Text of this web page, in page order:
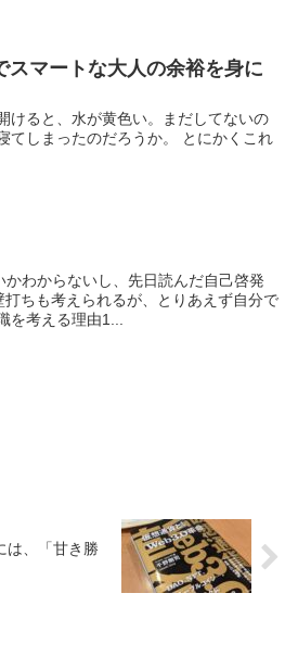
マートな大人の余裕を身に
けると、水が黄色い。まだしてないの
てしまったのだろうか。 とにかくこれ
わからないし、先日読んだ自己啓発
ちも考えられるが、とりあえず自分で
を考える理由1...
は、「甘き勝